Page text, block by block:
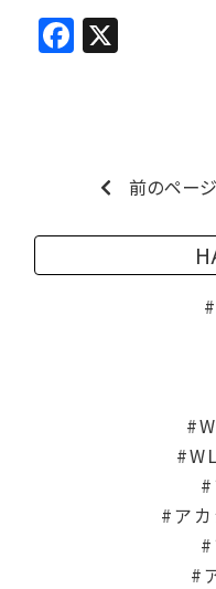
Facebook
前のページ
ア